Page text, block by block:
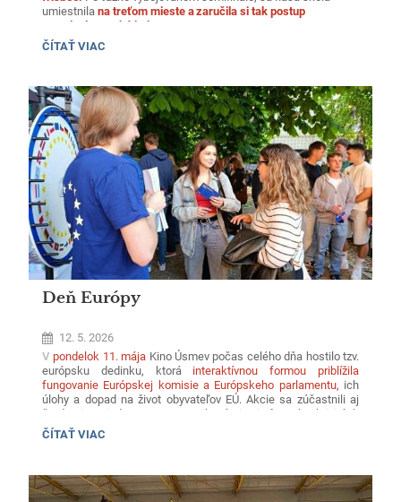
umiestnila na treťom mieste a zaručila si tak postup
na celoslovenské kolo.
POSTUP
KOLO
-
FRIZBEE:
ČÍTAŤ VIAC
Deň Európy
12. 5. 2026
Vpondelok 11. mája Kino Úsmev počas celého dňa hostilo tzv.
európsku dedinku, ktorá interaktívnou formou priblížila
fungovanie Európskej komisie a Európskeho parlamentu, ich
úlohy a dopad na život obyvateľov EÚ. Akcie sa zúčastnili aj
študenti z tried 2. AB a 2.NB, ktorí si pri rôznych aktivitách
overili svoje vedomosti o EÚ.
DEŇ
ČÍTAŤ VIAC